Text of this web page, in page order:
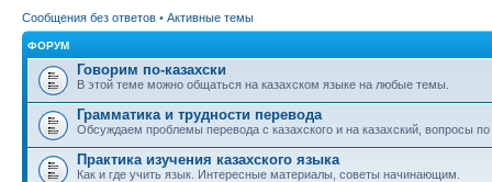
Сообщения без ответов • Активные темы
ФОРУМ
Говорим по-казахски
В этой теме можно общаться на казахском языке на любые темы.
Грамматика и трудности перевода
Обсуждаем проблемы перевода с казахского и на казахский, вопросы
Практика изучения казахского языка
Как и где учить язык. Интересные материалы, советы начинающим.